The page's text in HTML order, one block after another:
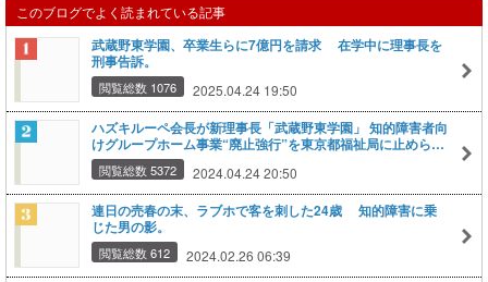
このブログでよく読まれている記事
武蔵野東学園、卒業生らに7億円を請求 在学中に理事長を
刑事告訴。
閲覧総数 1076 2025.04.24 19:50
ハズキルーペ会長が新理事長「武蔵野東学園」 知的障害者向
けグループホーム事業“廃止強行”を東京都福祉局に止められ
ていた！
閲覧総数 5372 2024.04.24 20:50
連日の売春の末、ラブホで客を刺した24歳 知的障害に乗
じた男の影​。
閲覧総数 612 2024.02.26 06:39